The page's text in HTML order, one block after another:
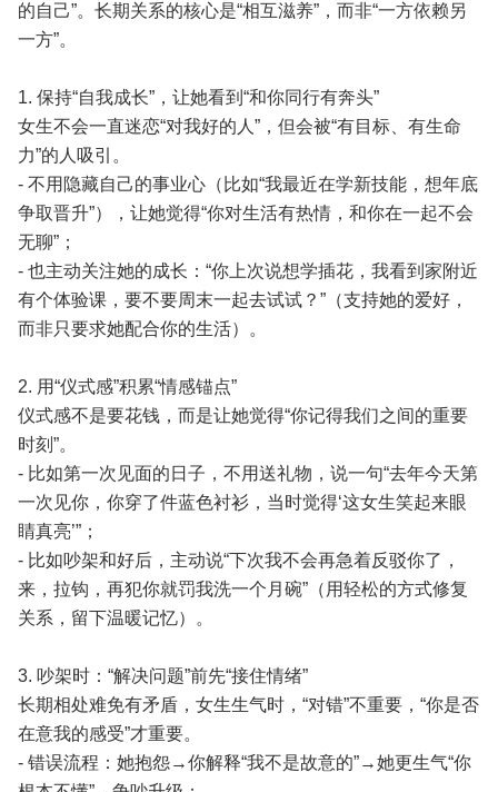
的自己”。长期关系的核心是“相互滋养”，而非“一方依赖另
一方”。
1. 保持“自我成长”，让她看到“和你同行有奔头”
女生不会一直迷恋“对我好的人”，但会被“有目标、有生命
力”的人吸引。
- 不用隐藏自己的事业心（比如“我最近在学新技能，想年底
争取晋升”），让她觉得“你对生活有热情，和你在一起不会
无聊”；
- 也主动关注她的成长：“你上次说想学插花，我看到家附近
有个体验课，要不要周末一起去试试？”（支持她的爱好，
而非只要求她配合你的生活）。
2. 用“仪式感”积累“情感锚点”
仪式感不是要花钱，而是让她觉得“你记得我们之间的重要
时刻”。
- 比如第一次见面的日子，不用送礼物，说一句“去年今天第
一次见你，你穿了件蓝色衬衫，当时觉得‘这女生笑起来眼
睛真亮’”；
- 比如吵架和好后，主动说“下次我不会再急着反驳你了，
来，拉钩，再犯你就罚我洗一个月碗”（用轻松的方式修复
关系，留下温暖记忆）。
3. 吵架时：“解决问题”前先“接住情绪”
长期相处难免有矛盾，女生生气时，“对错”不重要，“你是否
在意我的感受”才重要。
- 错误流程：她抱怨→你解释“我不是故意的”→她更生气“你